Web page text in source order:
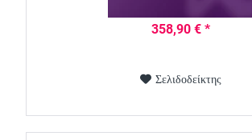
358,90 € *
Σελιδοδείκτης